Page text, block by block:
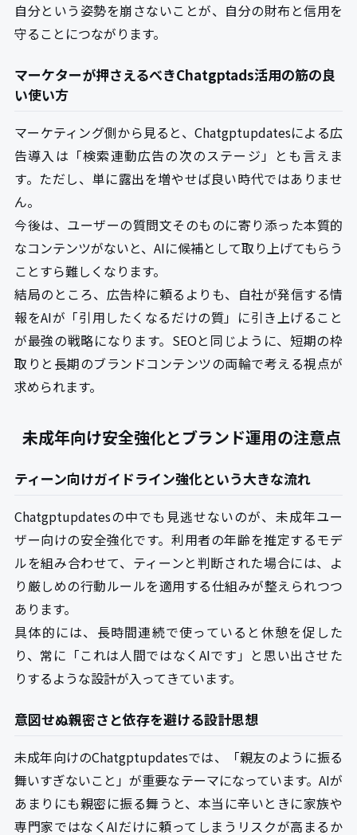
自分という姿勢を崩さないことが、自分の財布と信用を
守ることにつながります。
マーケターが押さえるべきChatgptads活用の筋の良
い使い方
マーケティング側から見ると、Chatgptupdatesによる広
告導入は「検索連動広告の次のステージ」とも言えま
す。ただし、単に露出を増やせば良い時代ではありませ
ん。
今後は、ユーザーの質問文そのものに寄り添った本質的
なコンテンツがないと、AIに候補として取り上げてもらう
ことすら難しくなります。
結局のところ、広告枠に頼るよりも、自社が発信する情
報をAIが「引用したくなるだけの質」に引き上げること
が最強の戦略になります。SEOと同じように、短期の枠
取りと長期のブランドコンテンツの両輪で考える視点が
求められます。
未成年向け安全強化とブランド運用の注意点
ティーン向けガイドライン強化という大きな流れ
Chatgptupdatesの中でも見逃せないのが、未成年ユー
ザー向けの安全強化です。利用者の年齢を推定するモデ
ルを組み合わせて、ティーンと判断された場合には、よ
り厳しめの行動ルールを適用する仕組みが整えられつつ
あります。
具体的には、長時間連続で使っていると休憩を促した
り、常に「これは人間ではなくAIです」と思い出させた
りするような設計が入ってきています。
意図せぬ親密さと依存を避ける設計思想
未成年向けのChatgptupdatesでは、「親友のように振る
舞いすぎないこと」が重要なテーマになっています。AIが
あまりにも親密に振る舞うと、本当に辛いときに家族や
専門家ではなくAIだけに頼ってしまうリスクが高まるか